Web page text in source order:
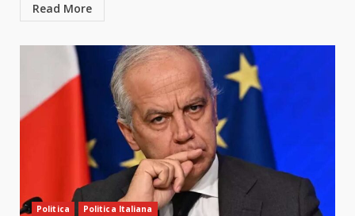
Read More
Politica Politica Italiana